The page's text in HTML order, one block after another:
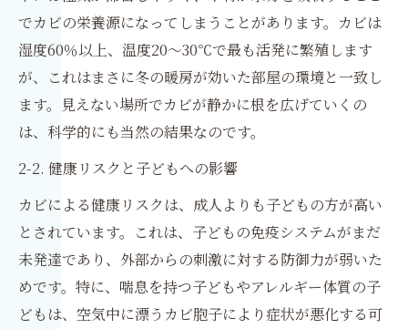
でカビの栄養源になってしまうことがあります。カビは
湿度60％以上、温度20〜30℃で最も活発に繁殖します
が、これはまさに冬の暖房が効いた部屋の環境と一致し
ます。見えない場所でカビが静かに根を広げていくの
は、科学的にも当然の結果なのです。
2-2. 健康リスクと子どもへの影響
カビによる健康リスクは、成人よりも子どもの方が高い
とされています。これは、子どもの免疫システムがまだ
未発達であり、外部からの刺激に対する防御力が弱いた
めです。特に、喘息を持つ子どもやアレルギー体質の子
どもは、空気中に漂うカビ胞子により症状が悪化する可